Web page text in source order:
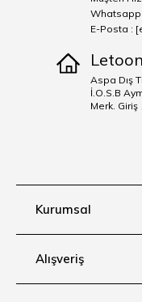
Kurumsal
Alışveriş
Whatsapp
E-Posta :
Aspa Dış
İ.O.S.B
Merk.